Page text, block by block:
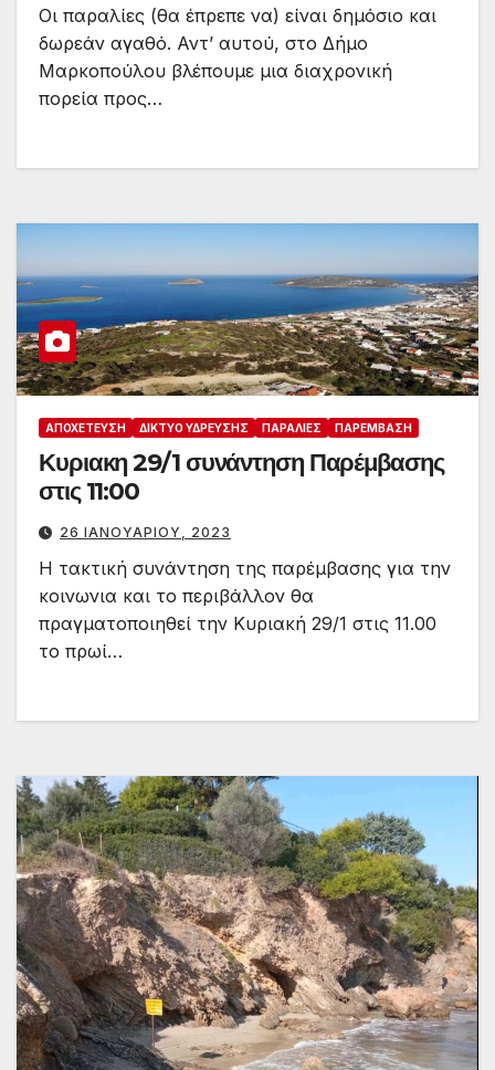
Οι παραλίες (θα έπρεπε να) είναι δημόσιο και
δωρεάν αγαθό. Αντ’ αυτού, στο Δήμο
Μαρκοπούλου βλέπουμε μια διαχρονική
πορεία προς…
ΑΠΟΧΈΤΕΥΣΗ ΔΊΚΤΥΟ ΎΔΡΕΥΣΗΣ ΠΑΡΑΛΊΕΣ ΠΑΡΈΜΒΑΣΗ
Κυριακη 29/1 συνάντηση Παρέμβασης
στις 11:00
26 ΙΑΝΟΥΑΡΊΟΥ, 2023
Η τακτική συνάντηση της παρέμβασης για την
κοινωνια και το περιβάλλον θα
πραγματοποιηθεί την Κυριακή 29/1 στις 11.00
το πρωί…